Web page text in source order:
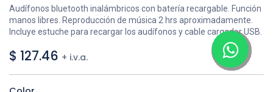
Audífonos bluetooth inalámbricos con batería recargable. Función
manos libres. Reproducción de música 2 hrs aproximadamente.
Incluye estuche para recargar los audífonos y cable cargador USB.
$ 127.46 + i.v.a.